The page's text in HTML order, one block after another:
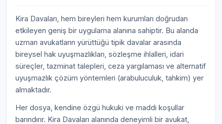
Kira Davaları, hem bireyleri hem kurumları doğrudan
etkileyen geniş bir uygulama alanına sahiptir. Bu alanda
uzman avukatların yürüttüğü tipik davalar arasında
bireysel hak uyuşmazlıkları, sözleşme ihlalleri, idari
süreçler, tazminat talepleri, ceza yargılaması ve alternatif
uyuşmazlık çözüm yöntemleri (arabuluculuk, tahkim) yer
almaktadır.
Her dosya, kendine özgü hukuki ve maddi koşullar
barındırır. Kira Davaları alanında deneyimli bir avukat,